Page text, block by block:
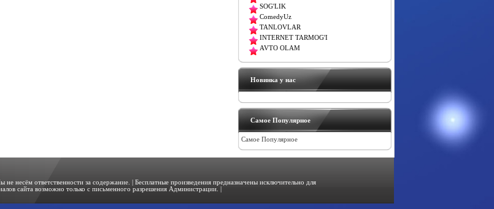
SOG'LIK
ComedyUz
TANLOVLAR
INTERNET TARMOG'I
AVTO OLAM
Новинка у нас
Самое Популярное
Самое Популярное
не несём ответственности за содержание. | Бесплатные произведения предназначены исключительно для
сайта возможно только с письменного разрешения Администрации. |